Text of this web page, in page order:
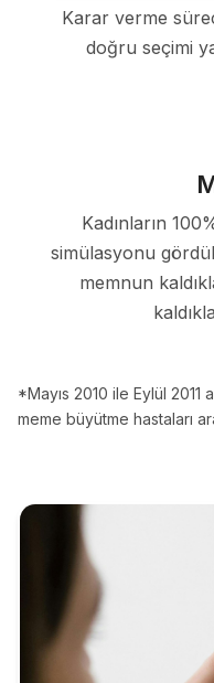
Karar verme
doğru seçimi
Kadınların
simülasyonu
memnun
*Mayıs 2010 ile Eylül
meme büyütme hastaları